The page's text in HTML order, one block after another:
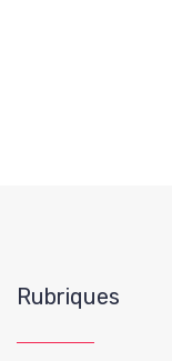
Rubriques